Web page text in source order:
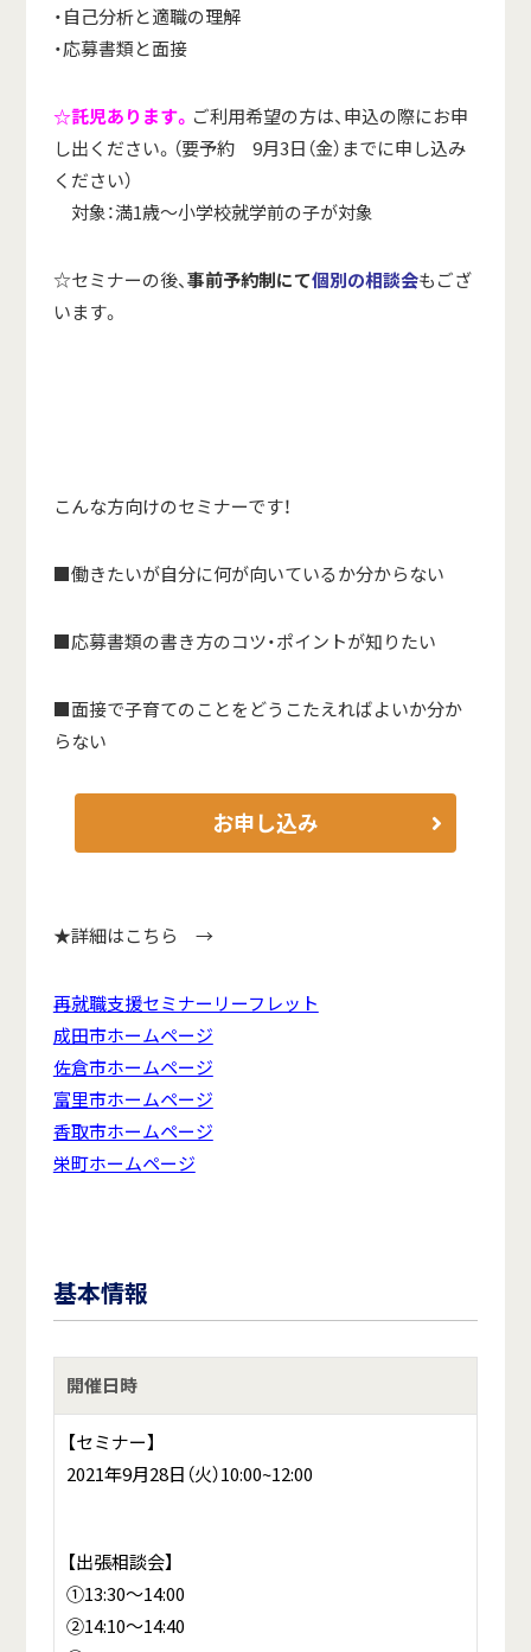
・自己分析と適職の理解
・応募書類と面接
☆託児あります。 ご利用希望の方は、申込の際にお申
し出ください。（要予約 9月3日（金）までに申し込み
ください）
対象：満1歳～小学校就学前の子が対象
☆セミナーの後、事前予約制にて個別の相談会もござ
います。
こんな方向けのセミナーです！
■働きたいが自分に何が向いているか分からない
■応募書類の書き方のコツ・ポイントが知りたい
■面接で子育てのことをどうこたえればよいか分か
らない
お申し込み
★詳細はこちら →
再就職支援セミナーリーフレット
成田市ホームページ
佐倉市ホームページ
富里市ホームページ
香取市ホームページ
栄町ホームページ
基本情報
開催日時
【セミナー】
2021年9月28日（火）10:00~12:00
【出張相談会】
①13:30～14:00
②14:10～14:40